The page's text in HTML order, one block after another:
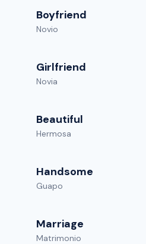
Boyfriend
Novio
Girlfriend
Novia
Beautiful
Hermosa
Handsome
Guapo
Marriage
Matrimonio